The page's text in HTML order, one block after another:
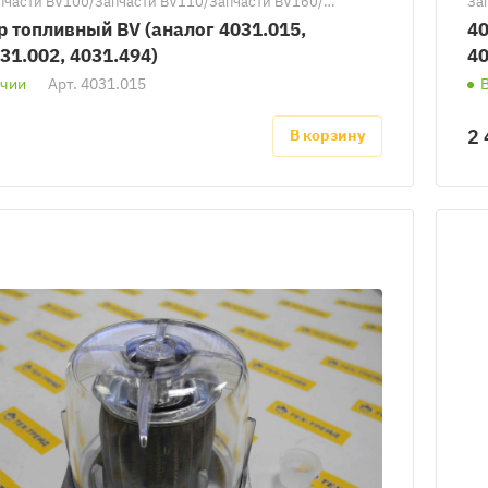
BV170/Запчасти BV280/Запчасти BV290/Запчасти
BV690
топливный BV (аналог 4031.015,
4031.494)
Арт. 4031.015
В корзину 2